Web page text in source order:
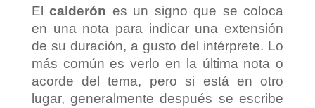
Elcalderón es un signo que se coloca
en una nota para indicar una extensión
de su duración, a gusto del intérprete. Lo
más común es verlo en la última nota o
acorde del tema, pero si está en otro
lugar, generalmente después se escribe